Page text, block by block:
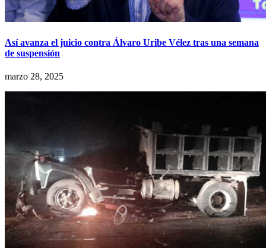
Así avanza el juicio contra Álvaro Uribe Vélez tras una semana
de suspensión
marzo 28, 2025